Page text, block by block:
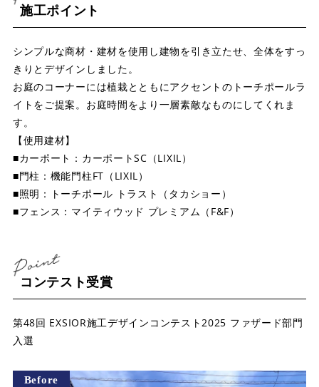
施工ポイント
シンプルな商材・建材を使用し建物を引き立たせ、全体をすっ
きりとデザインしました。
お庭のコーナーには植栽とともにアクセントのトーチポールラ
イトをご提案。お庭時間をより一層素敵なものにしてくれま
す。
【使用建材】
■カーポート：カーポートSC（LIXIL）
■門柱：機能門柱FT（LIXIL）
■照明：トーチポール トラスト（タカショー）
■フェンス：マイティウッド プレミアム（F&F）
コンテスト受賞
第48回 EXSIOR施工デザインコンテスト2025 ファザード部門
入選